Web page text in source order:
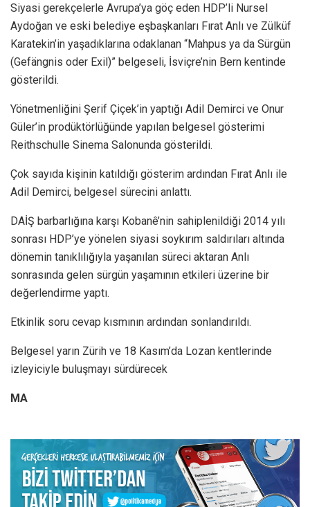
Siyasi gerekçelerle Avrupa’ya göç eden HDP’li Nursel
Aydoğan ve eski belediye eşbaşkanları Fırat Anlı ve Zülküf
Karatekin’in yaşadıklarına odaklanan “Mahpus ya da Sürgün
(Gefängnis oder Exil)” belgeseli, İsviçre’nin Bern kentinde
gösterildi.
Yönetmenliğini Şerif Çiçek’in yaptığı Adil Demirci ve Onur
Güler’in prodüktörlüğünde yapılan belgesel gösterimi
Reithschulle Sinema Salonunda gösterildi.
Çok sayıda kişinin katıldığı gösterim ardından Fırat Anlı ile
Adil Demirci, belgesel sürecini anlattı.
DAİŞ barbarlığına karşı Kobanê’nin sahiplenildiği 2014 yılı
sonrası HDP’ye yönelen siyasi soykırım saldırıları altında
dönemin tanıklılığıyla yaşanılan süreci aktaran Anlı
sonrasında gelen sürgün yaşamının etkileri üzerine bir
değerlendirme yaptı.
Etkinlik soru cevap kısmının ardından sonlandırıldı.
Belgesel yarın Zürih ve 18 Kasım’da Lozan kentlerinde
izleyiciyle buluşmayı sürdürecek
MA